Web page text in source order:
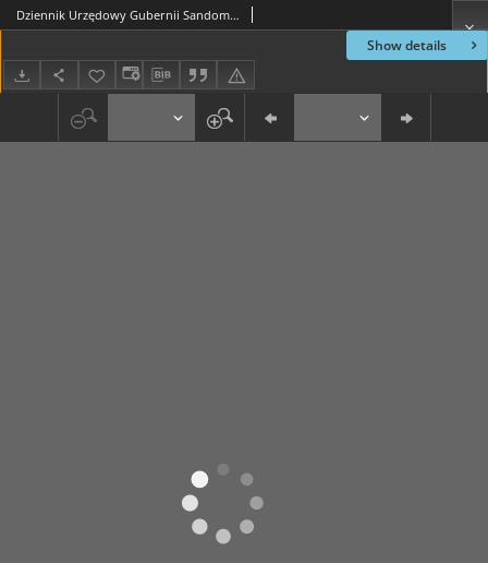
Show details
Dziennik Urzędowy Gubernii Sandomierskiej, 1837, nr 28